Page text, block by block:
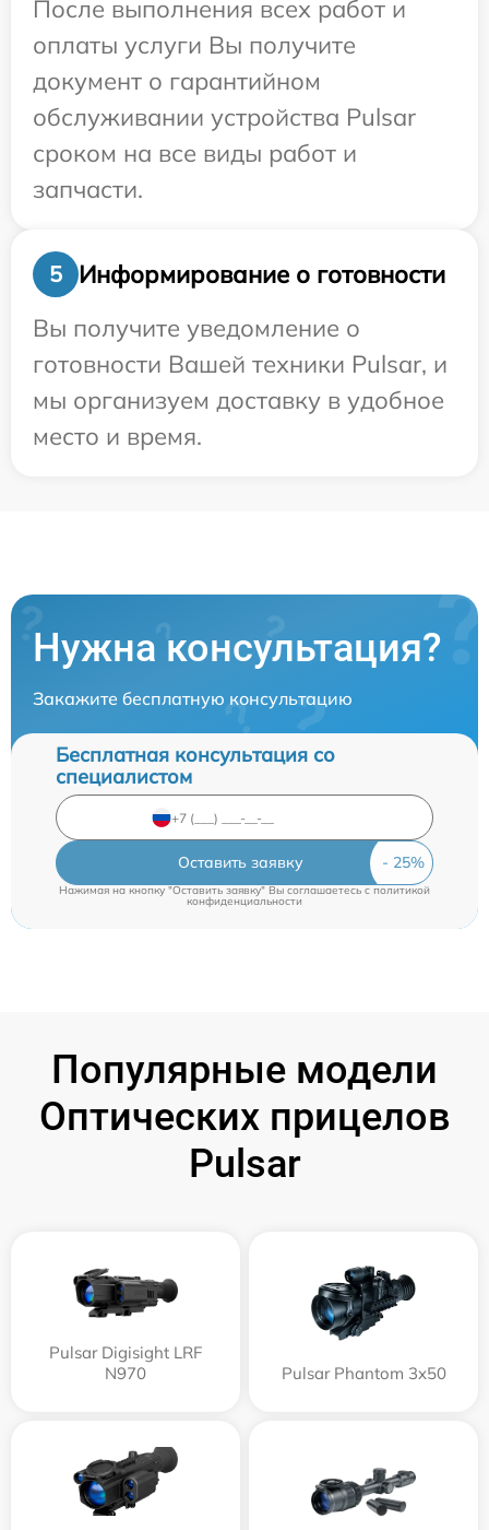
После выполнения всех работ и
оплаты услуги Вы получите
документ о гарантийном
обслуживании устройства Pulsar
сроком на все виды работ и
запчасти.
5
Информирование о готовности
Вы получите уведомление о
готовности Вашей техники Pulsar, и
мы организуем доставку в удобное
место и время.
Нужна консультация?
Закажите бесплатную консультацию
Бесплатная консультация со
специалистом
Оставить заявку
Нажимая на кнопку "Оставить заявку" Вы соглашаетесь c политикой
конфиденциальности
Популярные модели
Оптических прицелов
Pulsar
Pulsar Digisight LRF
N970
Pulsar Phantom 3x50